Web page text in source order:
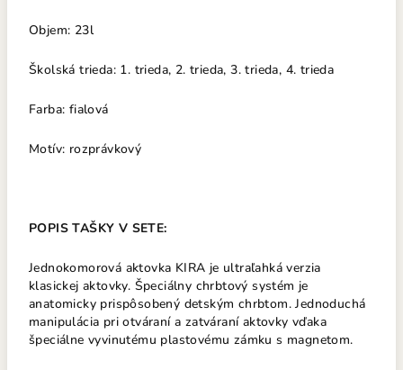
Objem: 23l
Školská trieda: 1. trieda, 2. trieda, 3. trieda, 4. trieda
Farba: fialová
Motív: rozprávkový
POPIS TAŠKY V SETE:
Jednokomorová aktovka KIRA je ultraľahká verzia
klasickej aktovky. Špeciálny chrbtový systém je
anatomicky prispôsobený detským chrbtom. Jednoduchá
manipulácia pri otváraní a zatváraní aktovky vďaka
špeciálne vyvinutému plastovému zámku s magnetom.